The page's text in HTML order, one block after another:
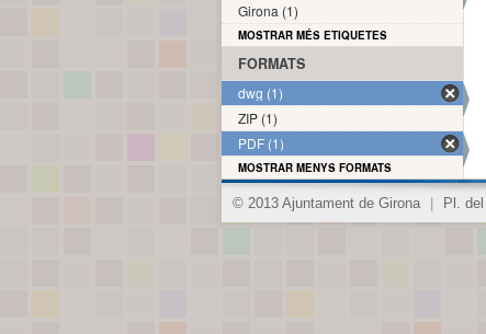
Girona (1)
MOSTRAR MÉS ETIQUETES
FORMATS
dwg (1)
ZIP (1)
PDF (1)
MOSTRAR MENYS FORMATS
© 2013 Ajuntament de Girona Pl.